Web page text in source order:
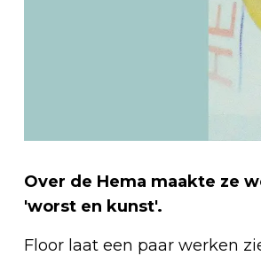
Over de Hema maakte ze
'worst en kunst'.
Floor laat een paar werken